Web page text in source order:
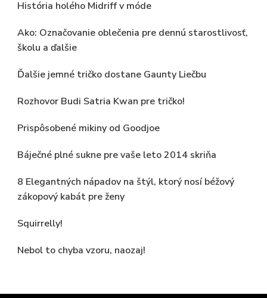
História holého Midriff v móde
Ako: Označovanie oblečenia pre dennú starostlivosť,
školu a ďalšie
Ďalšie jemné tričko dostane Gaunty Liečbu
Rozhovor Budi Satria Kwan pre tričko!
Prispôsobené mikiny od Goodjoe
Báječné plné sukne pre vaše leto 2014 skriňa
8 Elegantných nápadov na štýl, ktorý nosí béžový
zákopový kabát pre ženy
Squirrelly!
Nebol to chyba vzoru, naozaj!